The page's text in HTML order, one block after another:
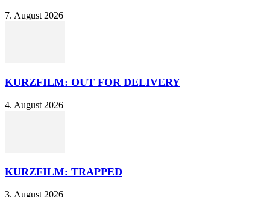
7. August 2026
KURZFILM: OUT FOR DELIVERY
4. August 2026
KURZFILM: TRAPPED
3. August 2026